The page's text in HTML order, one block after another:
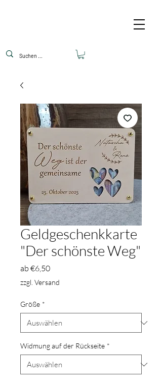
Geldgeschenkkarte
"Der schönste Weg"
ab €6,50Sale-
Preis
zzgl. Versand
Größe *
Widmung auf der Rückseite *